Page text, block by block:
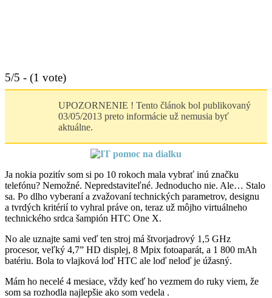
5/5 - (1 vote)
UPOZORNENIE ! Tento článok bol publikovaný
03/05/2013 preto informácie už nemusia byť
aktuálne.
Ja nokia pozitív som si po 10 rokoch mala vybrať inú značku
telefónu? Nemožné. Nepredstaviteľné. Jednoducho nie. Ale… Stalo
sa. Po dlho vyberaní a zvažovaní technických parametrov, designu
a tvrdých kritérií to vyhral práve on, teraz už môjho virtuálneho
technického srdca šampión HTC One X.
No ale uznajte sami veď ten stroj má štvorjadrový 1,5 GHz
procesor, veľký 4,7” HD displej, 8 Mpix fotoaparát, a 1 800 mAh
batériu. Bola to vlajková loď HTC ale loď neloď je úžasný.
Mám ho necelé 4 mesiace, vždy keď ho vezmem do ruky viem, že
som sa rozhodla najlepšie ako som vedela .